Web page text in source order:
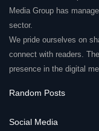
Media Group has
sector.
We pride ourselves on
connect with readers.
presence in the digital
Random Posts
Social Media